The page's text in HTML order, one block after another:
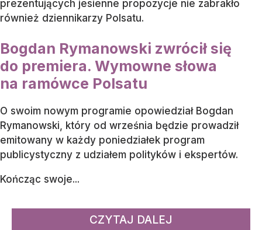
prezentujących jesienne propozycje nie zabrakło
również dziennikarzy Polsatu.
Bogdan Rymanowski zwrócił się
do premiera. Wymowne słowa
na ramówce Polsatu
O swoim nowym programie opowiedział Bogdan
Rymanowski, który od września będzie prowadził
emitowany w każdy poniedziałek program
publicystyczny z udziałem polityków i ekspertów.
Kończąc swoje...
CZYTAJ DALEJ